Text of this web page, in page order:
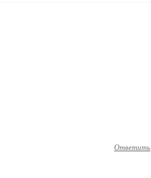
Ответить